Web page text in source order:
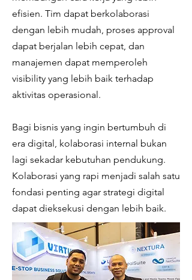
efisien. Tim dapat berkolaborasi
dengan lebih mudah, proses approval
dapat berjalan lebih cepat, dan
manajemen dapat memperoleh
visibility yang lebih baik terhadap
aktivitas operasional.
Bagi bisnis yang ingin bertumbuh di
era digital, kolaborasi internal bukan
lagi sekadar kebutuhan pendukung.
Kolaborasi yang rapi menjadi salah satu
fondasi penting agar strategi digital
dapat dieksekusi dengan lebih baik.